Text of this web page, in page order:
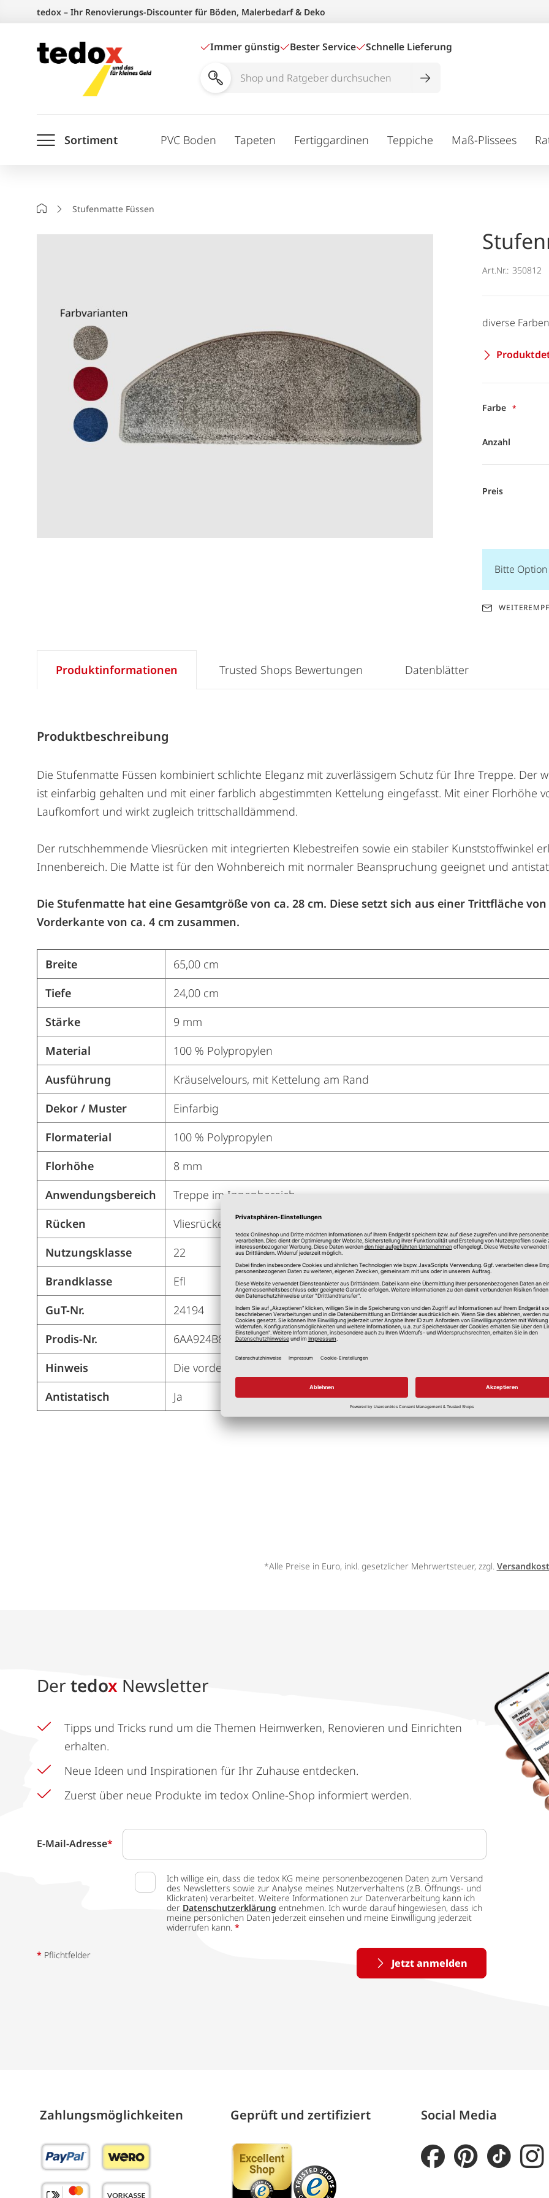
springen
tedox – Ihr Renovierungs-Discounter für Böden, Malerbedarf & Deko
Immer günstig Bester Service Schnelle Lieferung
Shop
durchsuchen
Sortiment PVC Boden Tapeten Fertiggardinen Teppiche Maß-Plissees
StartseiteStufenmatte Füssen
Art.Nr.: 350812
diverse
Farbe
Anzahl
Preis
Bitte
Produktinformationen
Produktbeschreibung
Die Stufenmatte Füssen kombiniert schlichte Eleganz mit zuverlässigem Schutz für Ihre Treppe. Der
ist einfarbig gehalten und mit einer farblich abgestimmten Kettelung eingefasst. Mit einer Florhöhe
Laufkomfort und wirkt zugleich trittschalldämmend.
Der rutschhemmende Vliesrücken mit integrierten Klebestreifen sowie ein stabiler Kunststoffwinkel
Innenbereich. Die Matte ist für den Wohnbereich mit normaler Beanspruchung geeignet und
Die Stufenmatte hat eine Gesamtgröße von ca. 28 cm. Diese setzt sich aus einer Trittfläche
Vorderkante von ca. 4 cm zusammen.
Breite
65,00 cm
Tiefe
24,00 cm
Stärke
9 mm
Material
100 % Polypropylen
Ausführung
Kräuselvelours, mit Kettelung am Rand
Dekor / Muster
Einfarbig
Flormaterial
100 % Polypropylen
Florhöhe
8 mm
Anwendungsbereich
Treppe im Innenbereich
Rücken
Vliesrücken mit Klebestreifen zur Befestigung auf der Treppenstufe und
Nutzungsklasse
22
Brandklasse
Efl
GuT-Nr.
24194
Prodis-Nr.
6AA924B8
Hinweis
Die vordere Kante ist 4,0 cm
Antistatisch
Ja
Trusted Shops Bewertungen Datenblätter
*Alle Preise in Euro, inkl. gesetzlicher Mehrwertsteuer, zzgl.
Der tedox Newsletter
Tipps und Tricks rund um die Themen Heimwerken, Renovieren und Einrichten
erhalten.
Neue Ideen und Inspirationen für Ihr Zuhause entdecken.
Zuerst über neue Produkte im tedox Online-Shop informiert werden.
E-Mail-Adresse*
Ich willige ein, dass die tedox KG meine personenbezogenen Daten zum Versand
des Newsletters sowie zur Analyse meines Nutzerverhaltens (z.B. Öffnungs- und
Klickraten) verarbeitet. Weitere Informationen zur Datenverarbeitung kann ich
der Datenschutzerklärung entnehmen. Ich wurde darauf hingewiesen, dass ich
meine persönlichen Daten jederzeit einsehen und meine Einwilligung jederzeit
widerrufen kann. *
Jetzt anmelden
* Pflichtfelder
Zahlungs­möglich­keiten Geprüft und zertifiziert Social Media